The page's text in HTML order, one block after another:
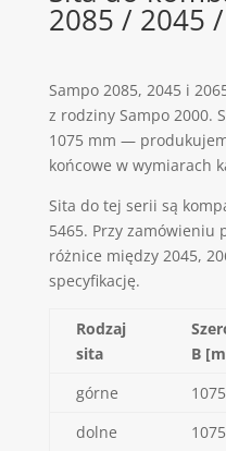
2085 / 2045
Sampo 2085, 2045 i
z rodziny Sampo 2000.
1075 mm —
końcowe w wymiarach
Sita do tej serii są
5465. Przy zamówieniu
różnice między 2045,
specyfikację.
Rodzaj
sita
B
górne
1075
dolne
1075